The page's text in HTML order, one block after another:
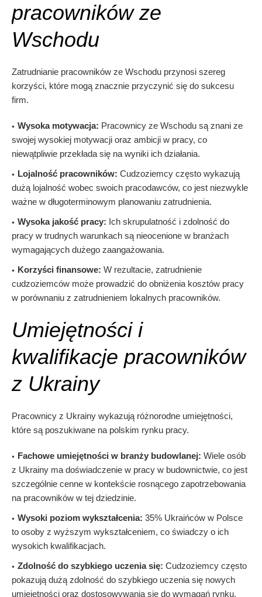
pracowników ze
Wschodu
Zatrudnianie pracowników ze Wschodu przynosi szereg
korzyści, które mogą znacznie przyczynić się do sukcesu
firm.
Wysoka motywacja: Pracownicy ze Wschodu są znani ze
swojej wysokiej motywacji oraz ambicji w pracy, co
niewątpliwie przekłada się na wyniki ich działania.
Lojalność pracowników: Cudzoziemcy często wykazują
dużą lojalność wobec swoich pracodawców, co jest niezwykle
ważne w długoterminowym planowaniu zatrudnienia.
Wysoka jakość pracy: Ich skrupulatność i zdolność do
pracy w trudnych warunkach są nieocenione w branżach
wymagających dużego zaangażowania.
Korzyści finansowe: W rezultacie, zatrudnienie
cudzoziemców może prowadzić do obniżenia kosztów pracy
w porównaniu z zatrudnieniem lokalnych pracowników.
Umiejętności i
kwalifikacje pracowników
z Ukrainy
Pracownicy z Ukrainy wykazują różnorodne umiejętności,
które są poszukiwane na polskim rynku pracy.
Fachowe umiejętności w branży budowlanej: Wiele osób
z Ukrainy ma doświadczenie w pracy w budownictwie, co jest
szczególnie cenne w kontekście rosnącego zapotrzebowania
na pracowników w tej dziedzinie.
Wysoki poziom wykształcenia: 35% Ukraińców w Polsce
to osoby z wyższym wykształceniem, co świadczy o ich
wysokich kwalifikacjach.
Zdolność do szybkiego uczenia się: Cudzoziemcy często
pokazują dużą zdolność do szybkiego uczenia się nowych
umiejętności oraz dostosowywania się do wymagań rynku.